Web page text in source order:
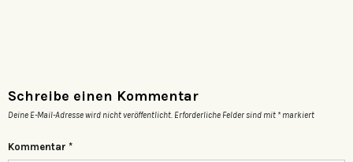
Schreibe einen Kommentar
Deine E-Mail-Adresse wird nicht veröffentlicht. Erforderliche Felder sind mit * markiert
Kommentar *